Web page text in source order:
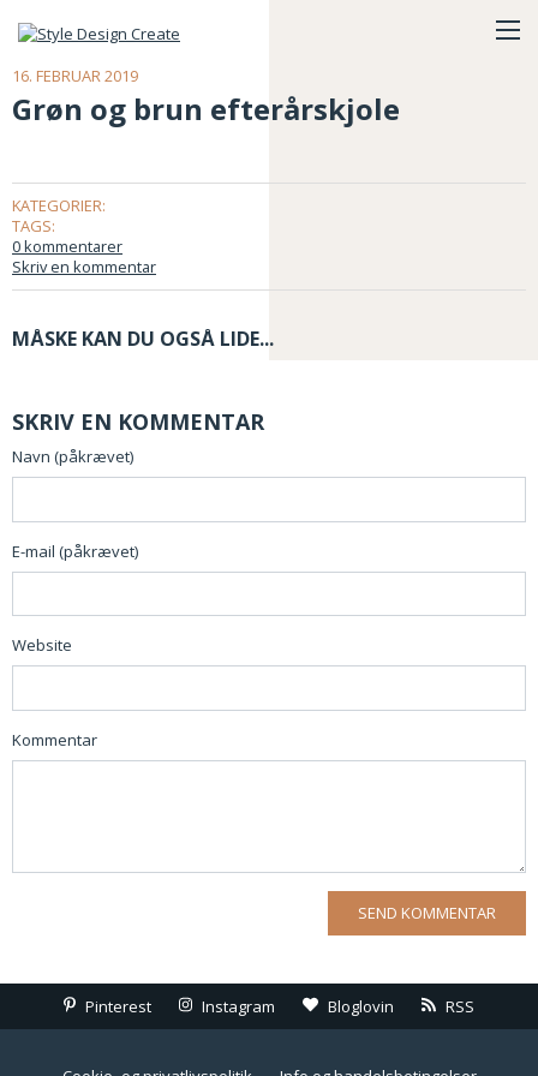
16. FEBRUAR 2019
Grøn og brun efterårskjole
KATEGORIER:
TAGS:
0 kommentarer
Skriv en kommentar
MÅSKE KAN DU OGSÅ LIDE...
SKRIV EN KOMMENTAR
Navn (påkrævet)
E-mail (påkrævet)
Website
Kommentar
Pinterest Instagram Bloglovin RSS